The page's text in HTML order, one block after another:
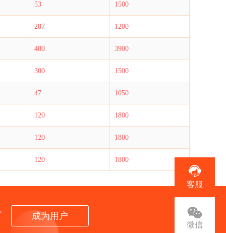
53 1500
287 1200
480 3900
300 1500
47 1050
120 1800
120 1800
120 1800
成为用户
客服
微信